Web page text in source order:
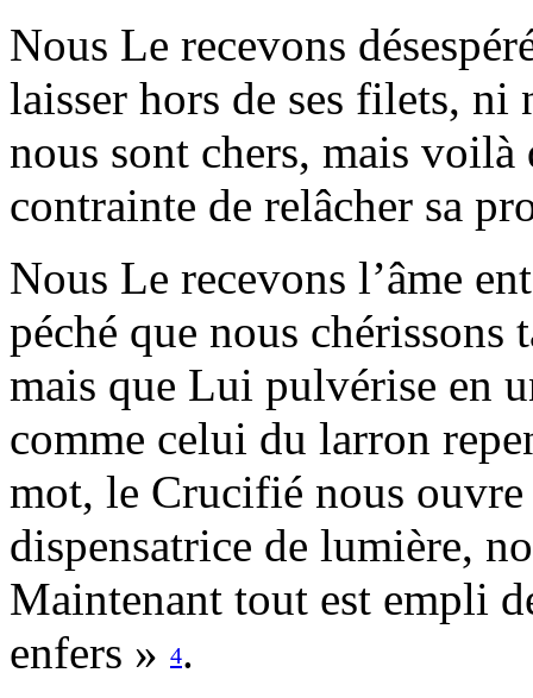
Nous Le recevons
laisser hors de ses filets,
nous sont chers, mais voilà
contrainte de relâcher sa
Nous Le recevons l’âme
péché que nous
mais que Lui pulvérise en
comme celui du larron
mot, le Crucifié nous ouvre
dispensatrice de lumière,
Maintenant tout est empli
enfers » 4.